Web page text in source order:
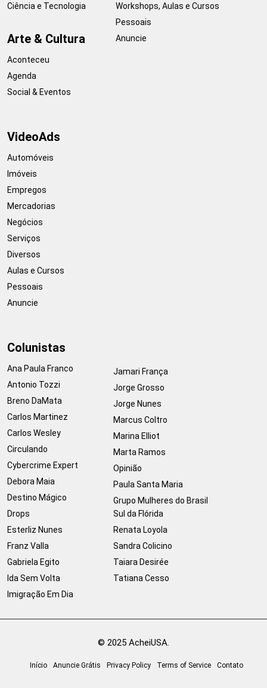
Ciência e Tecnologia
Arte & Cultura
Aconteceu
Agenda
Social & Eventos
Workshops, Aulas e Cursos
Pessoais
Anuncie
VideoAds
Automóveis
Imóveis
Empregos
Mercadorias
Negócios
Serviços
Diversos
Aulas e Cursos
Pessoais
Anuncie
Colunistas
Ana Paula Franco
Antonio Tozzi
Breno DaMata
Carlos Martinez
Carlos Wesley
Circulando
Cybercrime Expert
Debora Maia
Destino Mágico
Drops
Esterliz Nunes
Franz Valla
Gabriela Egito
Ida Sem Volta
Imigração Em Dia
Jamari França
Jorge Grosso
Jorge Nunes
Marcus Coltro
Marina Elliot
Marta Ramos
Opinião
Paula Santa Maria
Grupo Mulheres do Brasil
Sul da Flórida
Renata Loyola
Sandra Colicino
Taiara Desirée
Tatiana Cesso
© 2025 AcheiUSA.
Início Anuncie Grátis Privacy Policy Terms of Service Contato